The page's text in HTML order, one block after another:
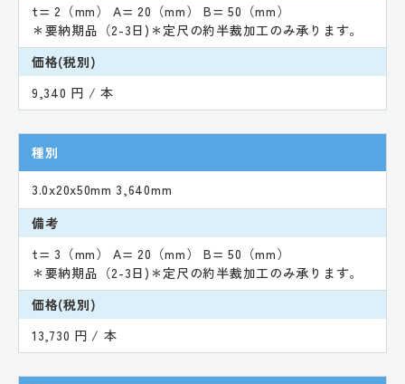
t= 2（mm） A= 20（mm） B= 50（mm）
＊要納期品（2-3日)＊定尺の約半裁加工のみ承ります。
価格(税別)
9,340 円 / 本
種別
3.0x20x50mm 3,640mm
備考
t= 3（mm） A= 20（mm） B= 50（mm）
＊要納期品（2-3日)＊定尺の約半裁加工のみ承ります。
価格(税別)
13,730 円 / 本